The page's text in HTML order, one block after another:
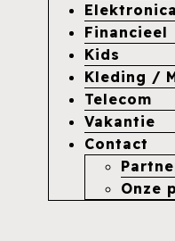
Elektronica
Financieel
Kids
Kleding /
Telecom
Vakantie
Contact
Onze